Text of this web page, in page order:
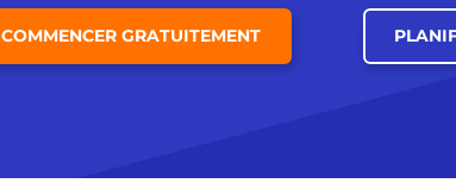
COMMENCER GRATUITEMENT